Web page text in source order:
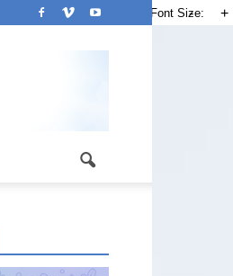
Font Size:
- +